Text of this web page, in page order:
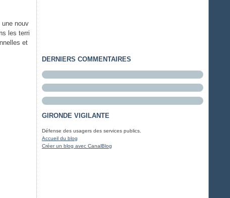
nouv
les terri
et
DERNIERS COMMENTAIRES
GIRONDE VIGILANTE
Défense des usagers des services publics.
Accueil du blog
Créer un blog avec CanalBlog